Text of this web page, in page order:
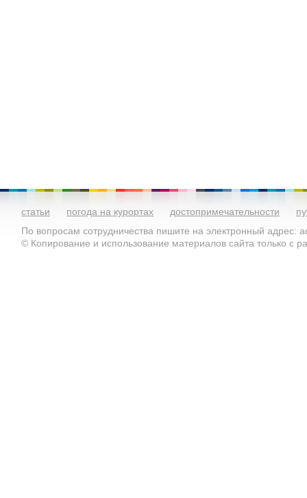
статьи погода на курортах достопримечательности
По вопросам сотрудничества пишите на электронный адрес:
© Копирование и использование материалов сайта только с